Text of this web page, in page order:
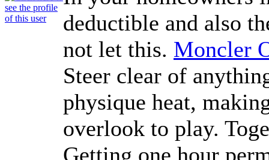
deductible and also
not let this. Moncler
Steer clear of
physique heat,
overlook to play.
Getting one hour